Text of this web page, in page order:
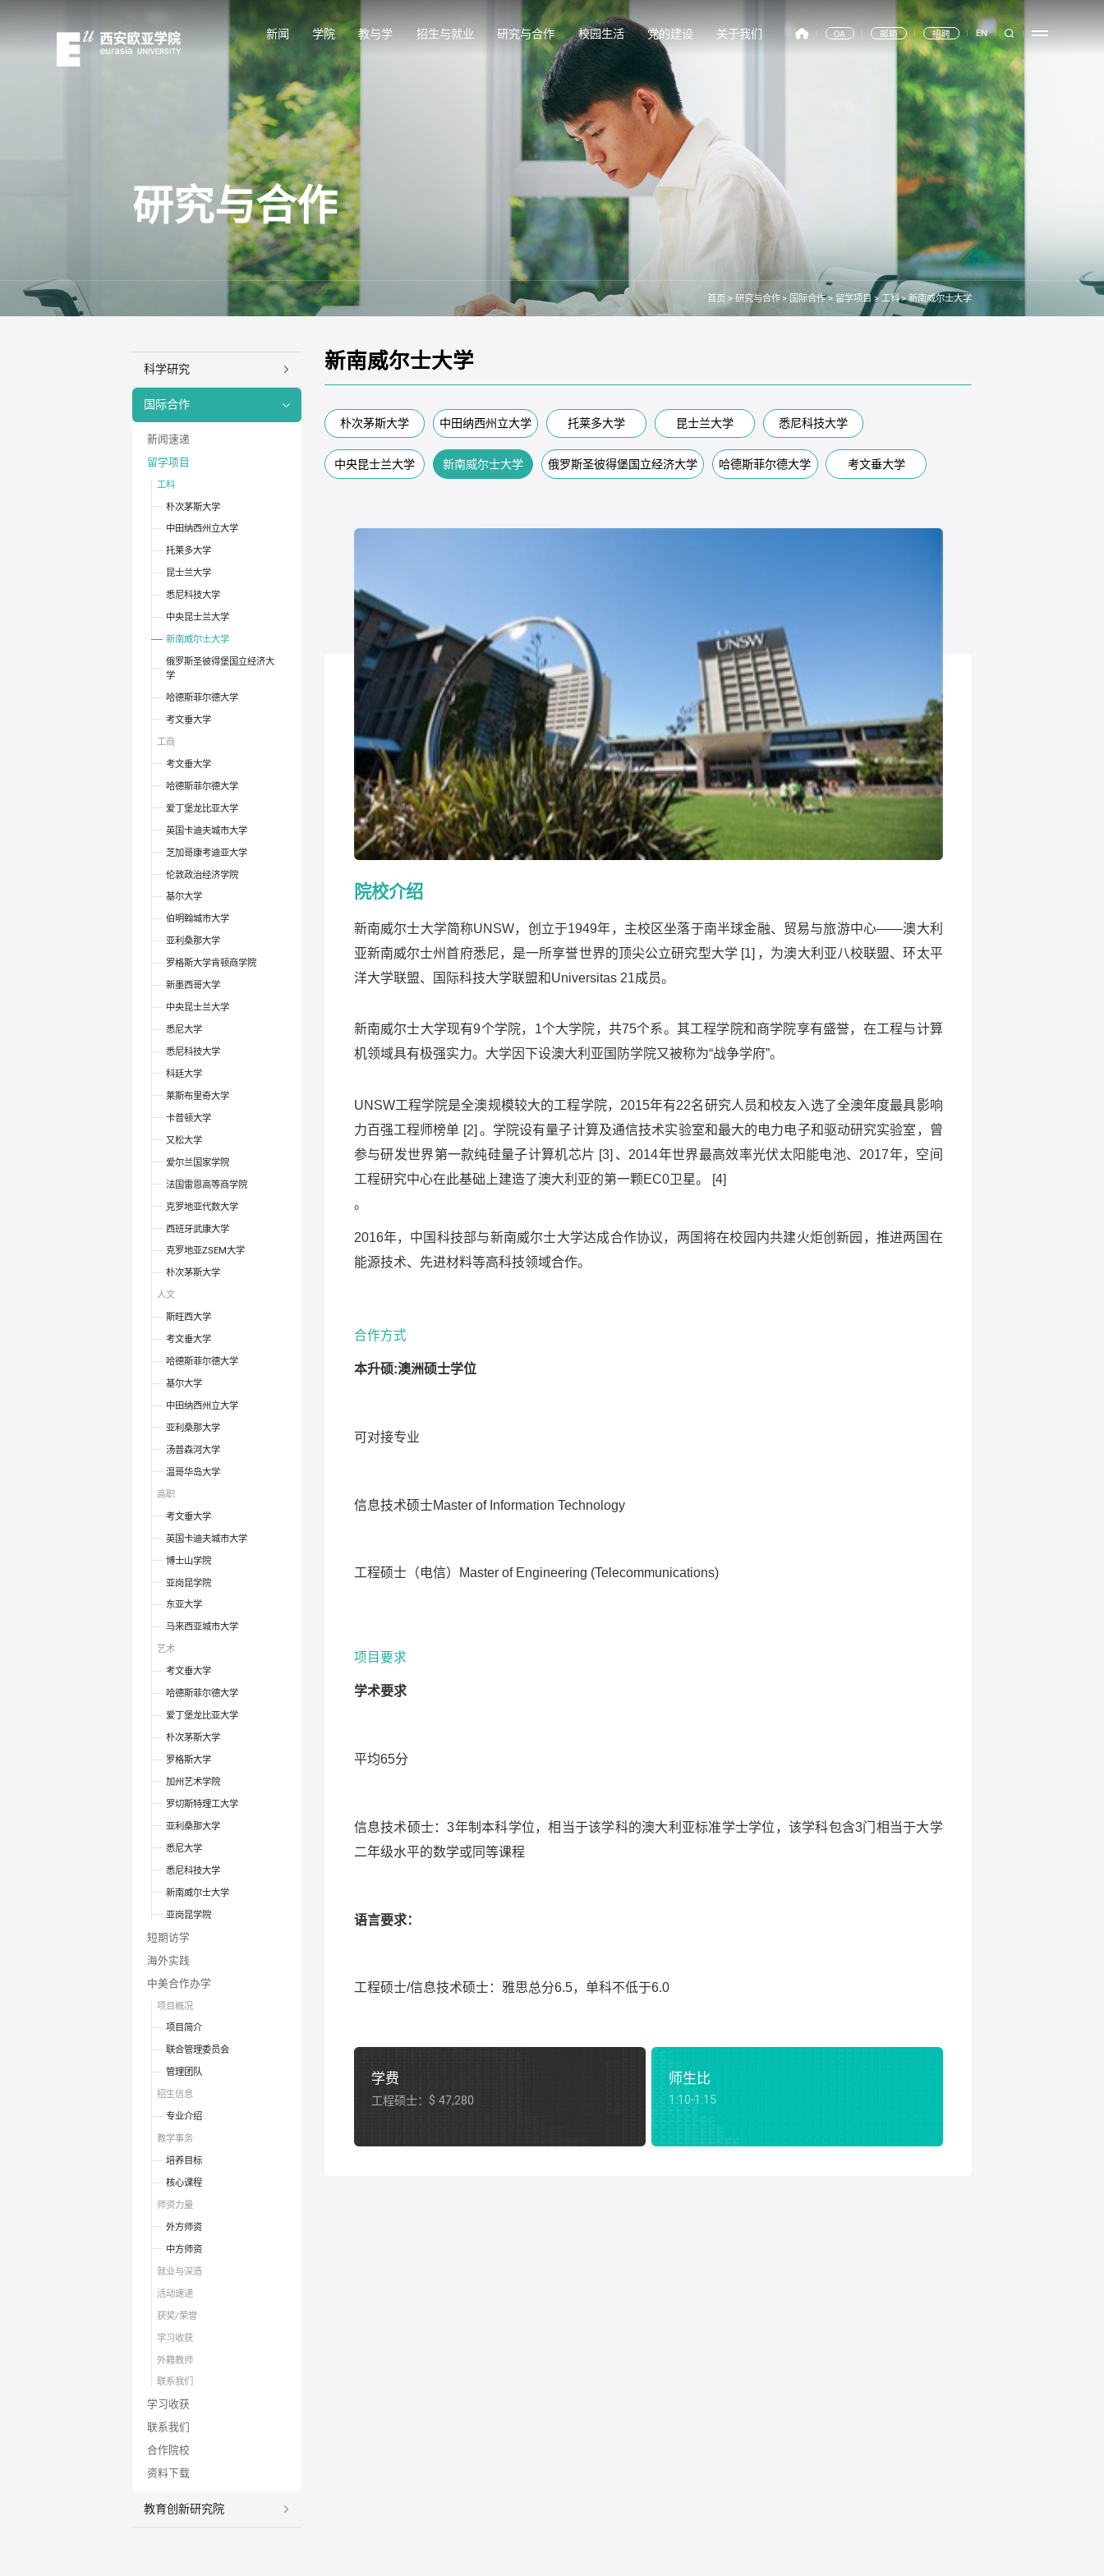
OA 邮箱 招聘 EN
新闻 学院 教与学 招生与就业 研究与合作 校园生活 党的建设 关于我们
研究与合作
首页 >研究与合作> 国际合作> 留学项目 >工科>新南威尔士大学
科学研究
国际合作
新闻速递
留学项目
工科
朴次茅斯大学
中田纳西州立大学
托莱多大学
昆士兰大学
悉尼科技大学
中央昆士兰大学
新南威尔士大学
俄罗斯圣彼得堡国立经济大
学
哈德斯菲尔德大学
考文垂大学
工商
考文垂大学
哈德斯菲尔德大学
爱丁堡龙比亚大学
英国卡迪夫城市大学
芝加哥康考迪亚大学
伦敦政治经济学院
基尔大学
伯明翰城市大学
亚利桑那大学
罗格斯大学肯顿商学院
新墨西哥大学
中央昆士兰大学
悉尼大学
悉尼科技大学
科廷大学
莱斯布里奇大学
卡普顿大学
又松大学
爱尔兰国家学院
法国雷恩高等商学院
克罗地亚代数大学
西班牙武康大学
克罗地亚ZSEM大学
朴次茅斯大学
人文
斯旺西大学
考文垂大学
哈德斯菲尔德大学
基尔大学
中田纳西州立大学
亚利桑那大学
汤普森河大学
温哥华岛大学
高职
考文垂大学
英国卡迪夫城市大学
博士山学院
亚岗昆学院
东亚大学
马来西亚城市大学
艺术
考文垂大学
哈德斯菲尔德大学
爱丁堡龙比亚大学
朴次茅斯大学
罗格斯大学
加州艺术学院
罗切斯特理工大学
亚利桑那大学
悉尼大学
悉尼科技大学
新南威尔士大学
亚岗昆学院
短期访学
海外实践
中美合作办学
项目概况
项目简介
联合管理委员会
管理团队
招生信息
专业介绍
教学事务
培养目标
核心课程
师资力量
外方师资
中方师资
就业与深造
活动速递
获奖/荣誉
学习收获
外籍教师
联系我们
学习收获
联系我们
合作院校
资料下载
教育创新研究院
新南威尔士大学
朴次茅斯大学 中田纳西州立大学 托莱多大学 昆士兰大学 悉尼科技大学
中央昆士兰大学 新南威尔士大学 俄罗斯圣彼得堡国立经济大学 哈德斯菲尔德大学 考文垂大学
院校介绍
新南威尔士大学简称UNSW，创立于1949年，主校区坐落于南半球金融、贸易与旅游中心——澳大利
亚新南威尔士州首府悉尼，是一所享誉世界的顶尖公立研究型大学[1] ，为澳大利亚八校联盟、环太平
洋大学联盟、国际科技大学联盟和Universitas 21成员。
新南威尔士大学现有9个学院， 1个大学院，共75个系。其工程学院和商学院享有盛誉，在工程与计算
机领域具有极强实力。大学因下设澳大利亚国防学院又被称为“战争学府”。
UNSW工程学院是全澳规模较大的工程学院， 2015年有22名研究人员和校友入选了全澳年度最具影响
力百强工程师榜单 [2] 。学院设有量子计算及通信技术实验室和最大的电力电子和驱动研究实验室，曾
参与研发世界第一款纯硅量子计算机芯片 [3] 、 2014年世界最高效率光伏太阳能电池、 2017年，空间
工程研究中心在此基础上建造了澳大利亚的第一颗EC0卫星。
[4]
。
2016年，中国科技部与新南威尔士大学达成合作协议，两国将在校园内共建火炬创新园，推进两国在
能源技术、先进材料等高科技领域合作。
合作方式
本升硕:澳洲硕士学位
可对接专业
信息技术硕士Master of Information Technology
工程硕士（电信） Master of Engineering (Telecommunications)
项目要求
学术要求
平均65分
信息技术硕士：3年制本科学位，相当于该学科的澳大利亚标准学士学位，该学科包含3门相当于大学
二年级水平的数学或同等课程
语言要求：
工程硕士/信息技术硕士：雅思总分6.5，单科不低于6.0
学费
工程硕士：$ 47,280
师生比
1:10-1:15